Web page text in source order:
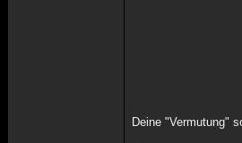
Deine "Vermutung"